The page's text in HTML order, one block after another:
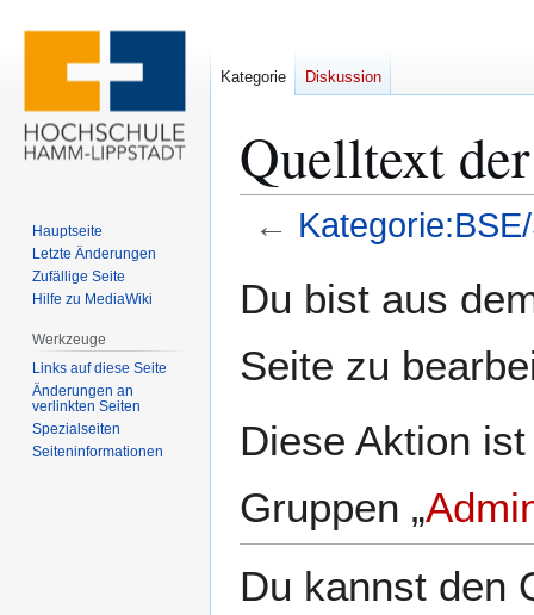
Quelltext
←
Navigation
Suche
Du bist aus
Seite zu
Diese Aktion
Gruppen „
Du kannst den
Kategorie Diskussion
Hauptseite
Letzte Änderungen
Zufällige Seite
Hilfe zu MediaWiki
Werkzeuge
Links auf diese Seite
Änderungen an
verlinkten Seiten
Spezialseiten
Seiten­­informationen